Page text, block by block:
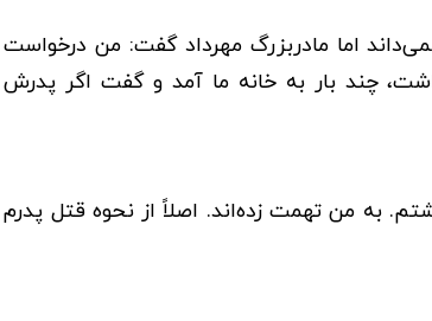
اما مادربزرگ مهرداد گفت: من درخواست
چند بار به خانه ما آمد و گفت اگر پدرش
به من تهمت زده‌اند. اصلاً از نحوه قتل پدرم